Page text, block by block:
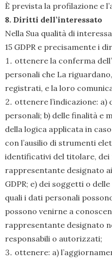
È prevista la profilazione e
8. Diritti dell’interessato
Nella Sua qualità di
15 GDPR e precisamente i
ottenere la conferma
personali che La
registrati, e la loro
ottenere l’indicazione: a)
personali; b) delle finalità e
della logica applicata in
con l’ausilio di strumenti
identificativi del titolare, dei
rappresentante designato ai
GDPR; e) dei soggetti o
quali i dati personali
possono venirne a
rappresentante designato
responsabili o autorizzati;
ottenere: a)